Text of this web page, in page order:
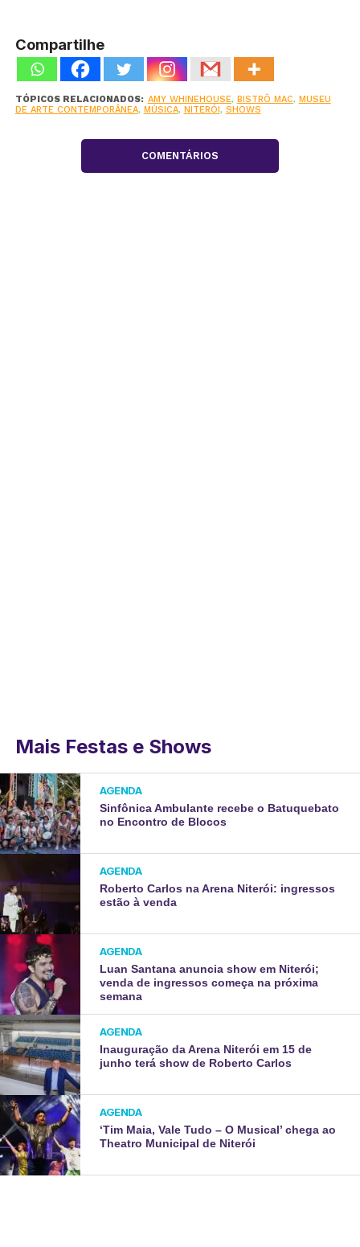
Compartilhe
TÓPICOS RELACIONADOS: AMY WHINEHOUSE, BISTRÔ MAC, MUSEU
DE ARTE CONTEMPORÂNEA, MÚSICA, NITERÓI , SHOWS
COMENTÁRIOS
Mais Festas e Shows
AGENDA
Sinfônica Ambulante recebe o Batuquebato
no Encontro de Blocos
AGENDA
Roberto Carlos na Arena Niterói: ingressos
estão à venda
AGENDA
Luan Santana anuncia show em Niterói;
venda de ingressos começa na próxima
semana
AGENDA
Inauguração da Arena Niterói em 15 de
junho terá show de Roberto Carlos
AGENDA
‘Tim Maia, Vale Tudo – O Musical’ chega ao
Theatro Municipal de Niterói